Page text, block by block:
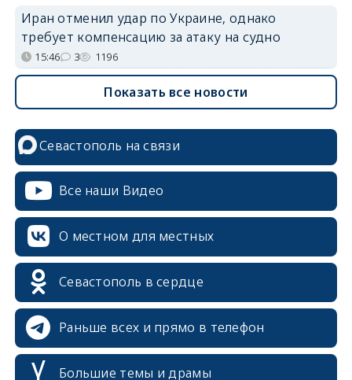
Иран отменил удар по Украине, однако
требует компенсацию за атаку на судно
15:46 3 1196
Показать все новости
Севастополь на связи
Все наши Видео
О местном для местных
Севастополь в сердце
Раньше всех и прямо в телефон
Большие темы и драмы